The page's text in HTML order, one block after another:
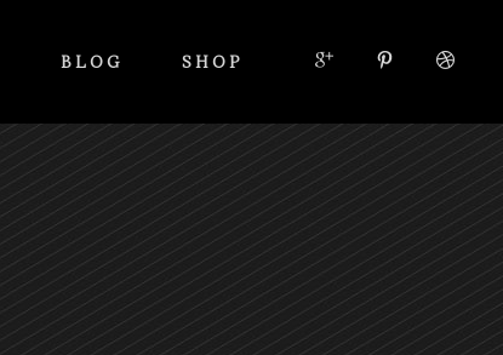
BLOG SHOP